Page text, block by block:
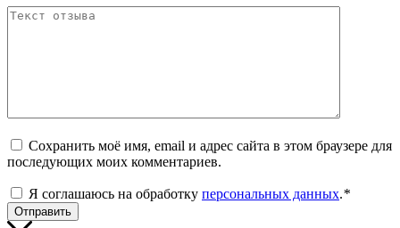
Сохранить моё имя, email и адрес сайта в этом браузере для
последующих моих комментариев.
Я соглашаюсь на обработку персональных данных.*